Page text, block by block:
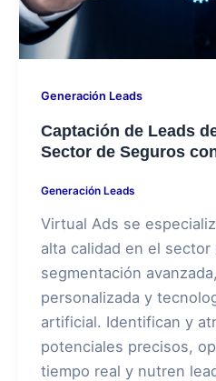
Generación Leads
Captación de Leads
Sector de Seguros
Generación Leads
Virtual Ads se
alta calidad en el
segmentación
personalizada y
artificial. Identifican y
potenciales precisos,
tiempo real y nutren